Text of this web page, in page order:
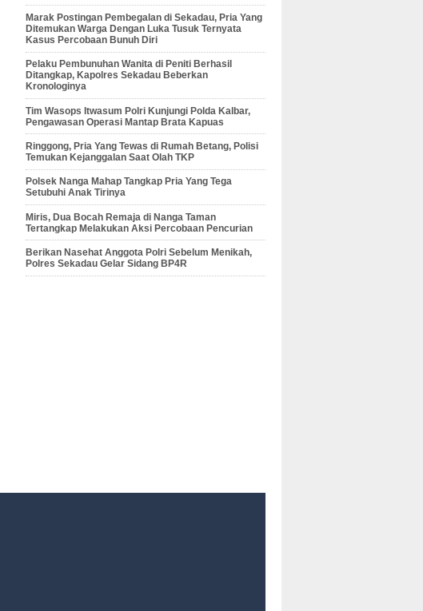
Marak Postingan Pembegalan di Sekadau, Pria Yang
Ditemukan Warga Dengan Luka Tusuk Ternyata
Kasus Percobaan Bunuh Diri
Pelaku Pembunuhan Wanita di Peniti Berhasil
Ditangkap, Kapolres Sekadau Beberkan
Kronologinya
Tim Wasops Itwasum Polri Kunjungi Polda Kalbar,
Pengawasan Operasi Mantap Brata Kapuas
Ringgong, Pria Yang Tewas di Rumah Betang, Polisi
Temukan Kejanggalan Saat Olah TKP
Polsek Nanga Mahap Tangkap Pria Yang Tega
Setubuhi Anak Tirinya
Miris, Dua Bocah Remaja di Nanga Taman
Tertangkap Melakukan Aksi Percobaan Pencurian
Berikan Nasehat Anggota Polri Sebelum Menikah,
Polres Sekadau Gelar Sidang BP4R